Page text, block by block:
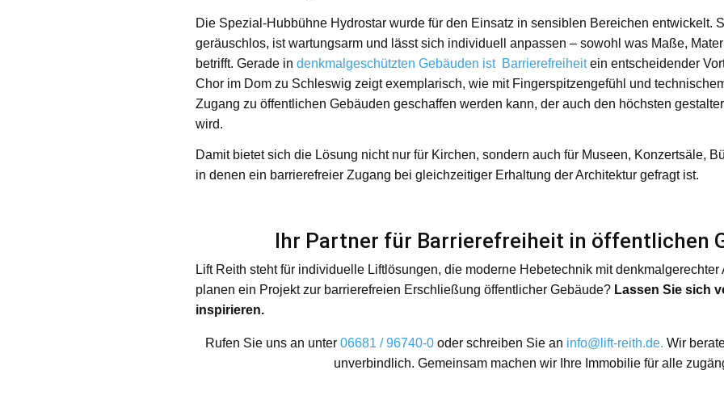
Die Spezial-Hubbühne Hydrostar wurde für den Einsatz in sensiblen Bereichen entwickelt.
geräuschlos, ist wartungsarm und lässt sich individuell anpassen – sowohl was Maße,
betrifft. Gerade in denkmalgeschützten Gebäuden ist Barrierefreiheitein entscheidender
Chor im Dom zu Schleswig zeigt exemplarisch, wie mit Fingerspitzengefühl und
Zugang zu öffentlichen Gebäuden geschaffen werden kann, der auch den höchsten
wird.
Damit bietet sich die Lösung nicht nur für Kirchen, sondern auch für Museen, Konzertsäle,
in denen ein barrierefreier Zugang bei gleichzeitiger Erhaltung der Architektur gefragt ist.
Ihr Partner für Barrierefreiheit in öffentlichen
Lift Reith steht für individuelle Liftlösungen, die moderne Hebetechnik mit denkmalgerechter
planen ein Projekt zur barrierefreien Erschließung öffentlicher Gebäude?Lassen Sie sich
inspirieren.
Rufen Sie uns an unter06681 / 96740-0 oder schreiben Sie an info@lift-reith.de. Wir
unverbindlich. Gemeinsam machen wir Ihre Immobilie für alle